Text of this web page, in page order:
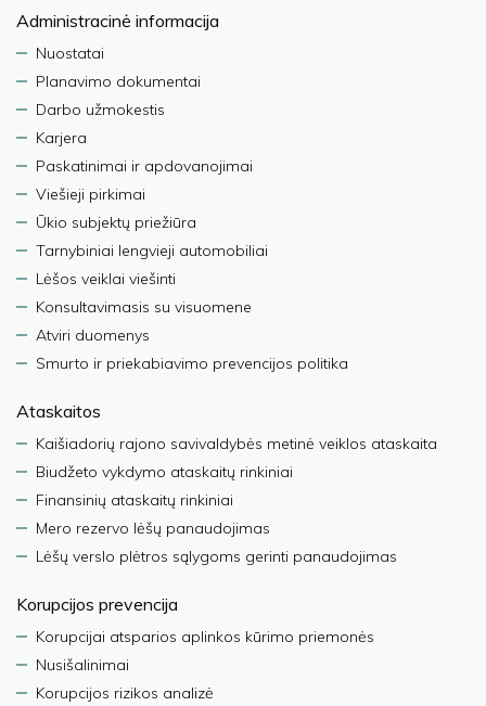
Administracinė informacija
Nuostatai
Planavimo dokumentai
Darbo užmokestis
Karjera
Paskatinimai ir apdovanojimai
Viešieji pirkimai
Ūkio subjektų priežiūra
Tarnybiniai lengvieji automobiliai
Lėšos veiklai viešinti
Konsultavimasis su visuomene
Atviri duomenys
Smurto ir priekabiavimo prevencijos politika
Ataskaitos
Kaišiadorių rajono savivaldybės metinė veiklos ataskaita
Biudžeto vykdymo ataskaitų rinkiniai
Finansinių ataskaitų rinkiniai
Mero rezervo lėšų panaudojimas
Lėšų verslo plėtros sąlygoms gerinti panaudojimas
Korupcijos prevencija
Korupcijai atsparios aplinkos kūrimo priemonės
Nusišalinimai
Korupcijos rizikos analizė